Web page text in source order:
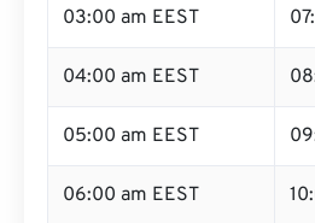
03:00 am EEST
04:00 am EEST
05:00 am EEST
06:00 am EEST